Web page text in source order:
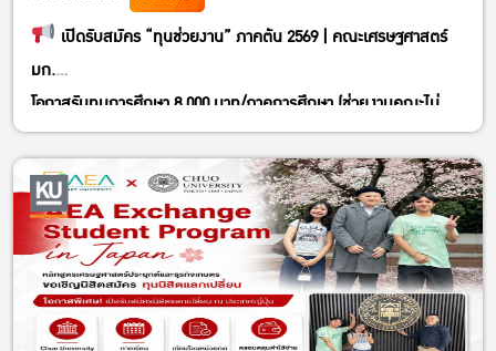
โดยสามารถเลือกคอร์สที่ต้องการสมัครได้จาก 3 ตัวเลือกด้านล่าง
*แม้ว่าในขั้นตอนการสมัคร ท่านจะสามารถเลือกคอร์ส
ที่สะดวกเข้าร่วมได้มากกว่า 1 คอร์ส แต่อย่างไรก็ตาม
ใน 1 คอร์สจากที่เลือกไว้เท่านั้น
1) Online Course : 24 สิงหาคม – 18 กันยายน 2026
2) Onsite Course 1 : 7 ตุลาคม – 26 พฤจิกายน 2026
3) Onsite Course 2 : 4 พฤศจิกายน – 20 ธันวาคม 2026
สมัคร/อ่านรายละเอียดเพิ่มเติมได้ที่
>>>https://internshipprogram.go.jp/ <<<
เปิดรับสมัคร “ทุนช่วยงาน” ภาคต้น 2569 | คณะเศรษฐศาสตร์
มก.
โอกาสรับทุนการศึกษา 8,000 บาท/ภาคการศึกษา (ช่วยงานคณะไม่
น้อยกว่า 80 ชม.)
รับสมัคร: วันนี้ – 3 กรกฎาคม 2569
สมัครออนไลน์ได้ที่:https://forms.gle/A5vBDAqKrJqjfURP8
คุณสมบัติ:
– นิสิตที่เรียนมาแล้วอย่างน้อย 1 ภาคการศึกษา
– GPAX 2.00 ขึ้นไป
หลักฐานที่ต้องแนบ: